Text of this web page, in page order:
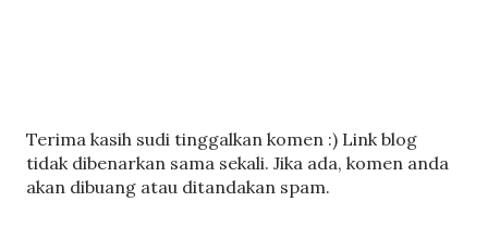
C
a
t
Terima kasih sudi tinggalkan komen :) Link blog
tidak dibenarkan sama sekali. Jika ada, komen anda
akan dibuang atau ditandakan spam.